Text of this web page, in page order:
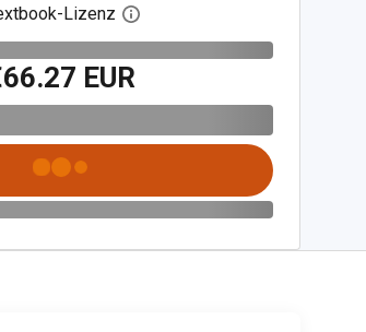
Lizenz Digitalen Lizenzdialog öffnen
EUR